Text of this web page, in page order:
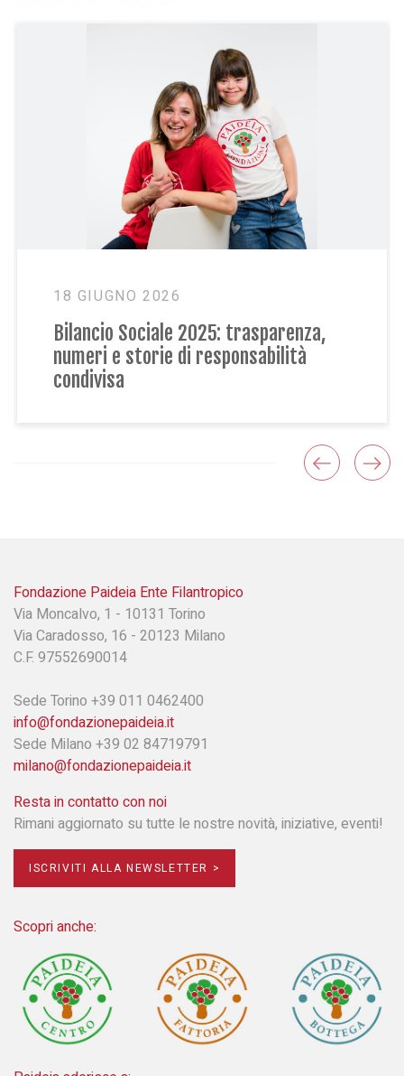
GIUGNO 2026
Sociale 2025: trasparenza,
e storie di responsabilità
Fondazione Paideia Ente Filantropico
Via Moncalvo, 1 - 10131 Torino
Via Caradosso, 16 - 20123 Milano
C.F. 97552690014
Sede Torino +39 011 0462400
info@fondazionepaideia.it
Sede Milano +39 02 84719791
milano@fondazionepaideia.it
Resta in contatto con noi
Rimani aggiornato su tutte le nostre novità, iniziative, eventi!
ISCRIVITI ALLA NEWSLETTER >
Scopri anche: